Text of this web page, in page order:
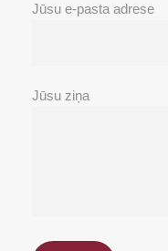
Jūsu e-pasta adrese
Jūsu ziņa